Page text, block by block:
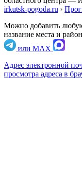
irkutsk-pogoda.ru ›
Можно добавить
название места и
или MAX
Адрес электронной
просмотра адреса в